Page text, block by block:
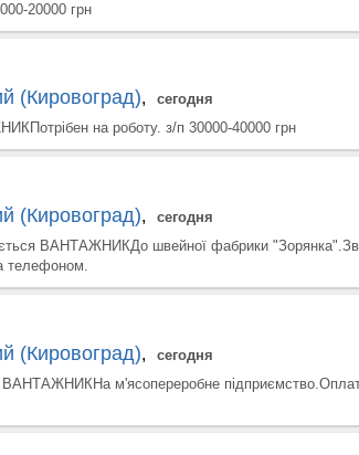
20000 грн
(Кировоград),
сегодня
на роботу. з/п 30000-40000 грн
(Кировоград),
сегодня
ВАНТАЖНИКДо швейної фабрики
телефоном.
(Кировоград),
сегодня
ВАНТАЖНИКНа м'ясопереробне